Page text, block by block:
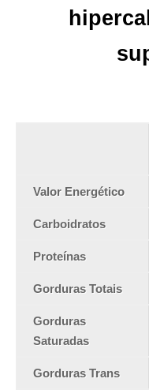
Valor Energético
Carboidratos
Proteí­nas
Gorduras Totais
Gorduras
Saturadas
Gorduras Trans